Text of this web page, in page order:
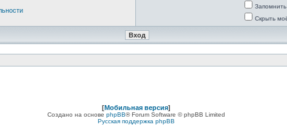
Скрыть
[Мобильная версия]
Создано на основе phpBB® Forum Software © phpBB Limited
Русская поддержка phpBB